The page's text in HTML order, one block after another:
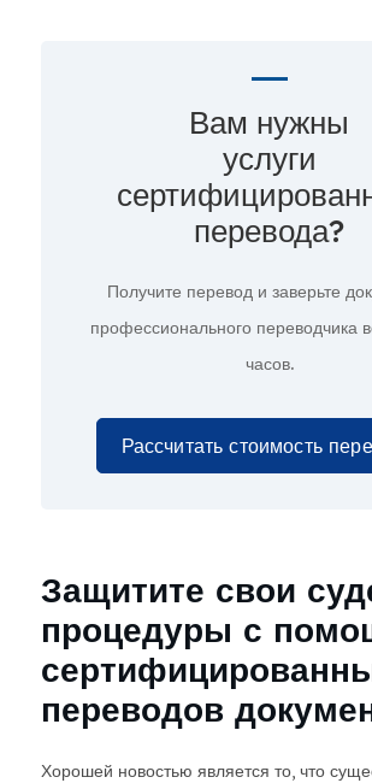
Вам нужны
услуги
перевода?
Получите перевод и заверьте
профессионального переводчика
часов.
Рассчитать стоимость
Защитите свои
процедуры с
переводов
Хорошей новостью является то, что